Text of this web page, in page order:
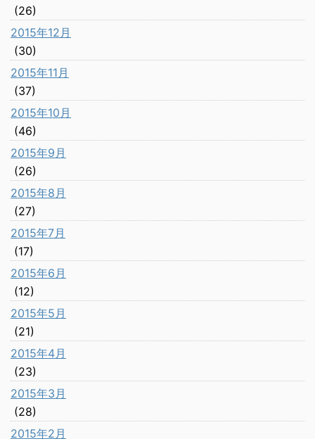
(26)
2015年12月
(30)
2015年11月
(37)
2015年10月
(46)
2015年9月
(26)
2015年8月
(27)
2015年7月
(17)
2015年6月
(12)
2015年5月
(21)
2015年4月
(23)
2015年3月
(28)
2015年2月